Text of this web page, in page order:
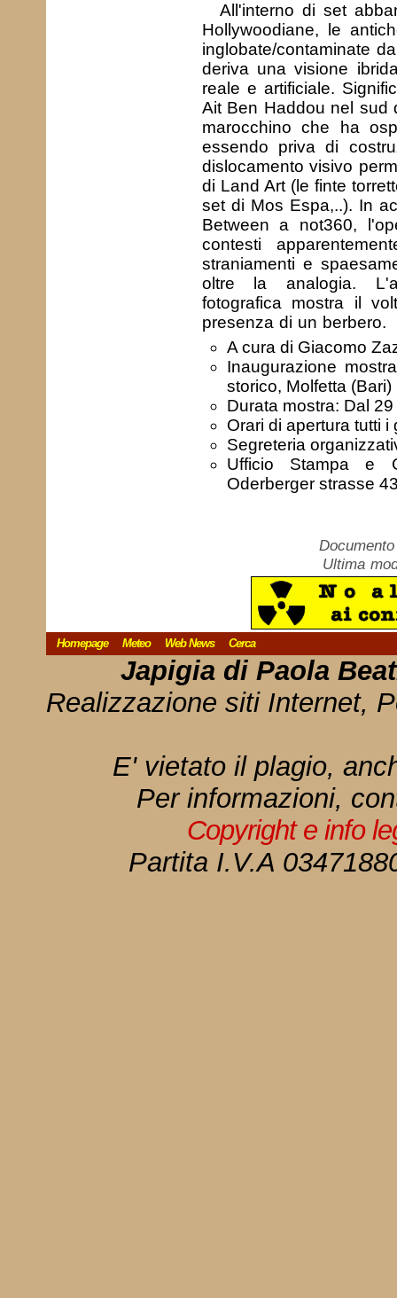
All'interno di set
Hollywoodiane, le
inglobate/contaminate
deriva una visione
reale e artificiale.
Ait Ben Haddou nel sud
marocchino che ha
essendo priva di
dislocamento visivo
di Land Art (le finte
set di Mos Espa,..). In
Between a not360,
contesti
straniamenti e
oltre la analogia.
fotografica mostra il
presenza di un berbero.
A cura di Giacomo
Inaugurazione
storico, Molfetta (Bari)
Durata mostra: Dal
Orari di apertura tutti
Segreteria
Ufficio Stampa e
Oderberger strasse
Ultima
Homepage Meteo Web News Cerca
Japigia di Paola
Realizzazione siti Internet,
E' vietato il plagio,
Per informazioni,
Copyright e info
Partita I.V.A